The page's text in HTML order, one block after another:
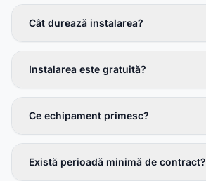
Cât durează instalarea?
Instalarea este gratuită?
Ce echipament primesc?
Există perioadă minimă de contract?